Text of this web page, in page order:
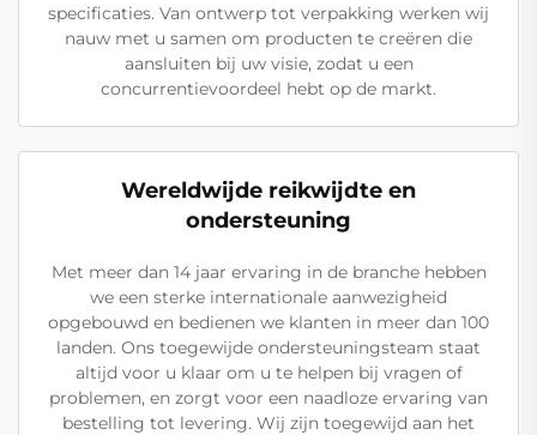
specificaties. Van ontwerp tot verpakking werken wij
nauw met u samen om producten te creëren die
aansluiten bij uw visie, zodat u een
concurrentievoordeel hebt op de markt.
Wereldwijde reikwijdte en
ondersteuning
Met meer dan 14 jaar ervaring in de branche hebben
we een sterke internationale aanwezigheid
opgebouwd en bedienen we klanten in meer dan 100
landen. Ons toegewijde ondersteuningsteam staat
altijd voor u klaar om u te helpen bij vragen of
problemen, en zorgt voor een naadloze ervaring van
bestelling tot levering. Wij zijn toegewijd aan het